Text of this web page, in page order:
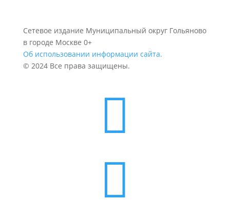
Сетевое издание Муниципальный округ Гольяново
в городе Москве 0+
Об использовании информации сайта.
© 2024 Все права защищены.

